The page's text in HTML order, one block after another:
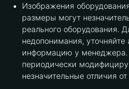
Изображения
размеры могут
реального оборудования.
недопонимания, уточняйте
информацию у менеджера.
периодически
незначительные отличия